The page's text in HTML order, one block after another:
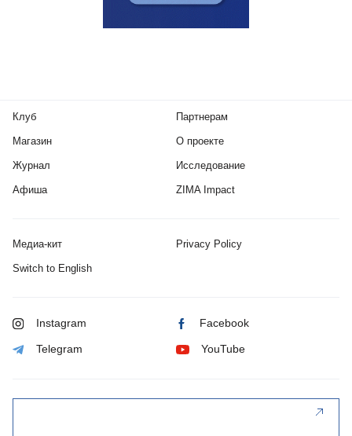
Клуб
Магазин
Журнал
Афиша
Партнерам
О проекте
Исследование
ZIMA Impact
Медиа-кит Privacy Policy
Switch to English
Instagram Facebook
Telegram YouTube